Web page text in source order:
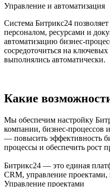
Управление и автоматизация
Система Битрикс24
персоналом, ресурсами и
автоматизацию бизнес-
сосредоточиться на
выполнялись автоматически.
Какие
Мы обеспечим настройку
компании, бизнес-процессов
— повысить эффективность
процессы и обеспечить рост
Битрикс24 — это единая
CRM, управление
Управление проектами